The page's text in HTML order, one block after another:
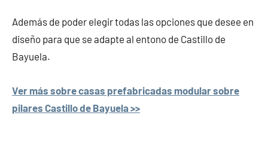
Además de poder elegir todas las opciones que desee en
diseño para que se adapte al entono de Castillo de
Bayuela.
Ver más sobre casas prefabricadas modular sobre
pilares Castillo de Bayuela >>